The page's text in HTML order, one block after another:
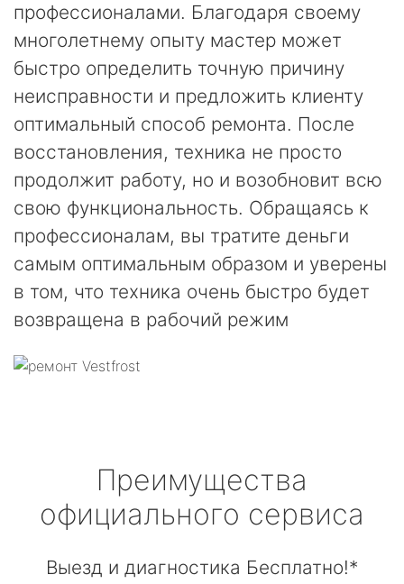
профессионалами. Благодаря своему
многолетнему опыту мастер может
быстро определить точную причину
неисправности и предложить клиенту
оптимальный способ ремонта. После
восстановления, техника не просто
продолжит работу, но и возобновит всю
свою функциональность. Обращаясь к
профессионалам, вы тратите деньги
самым оптимальным образом и уверены
в том, что техника очень быстро будет
возвращена в рабочий режим
Преимущества
официального сервиса
Выезд и диагностика Бесплатно!*